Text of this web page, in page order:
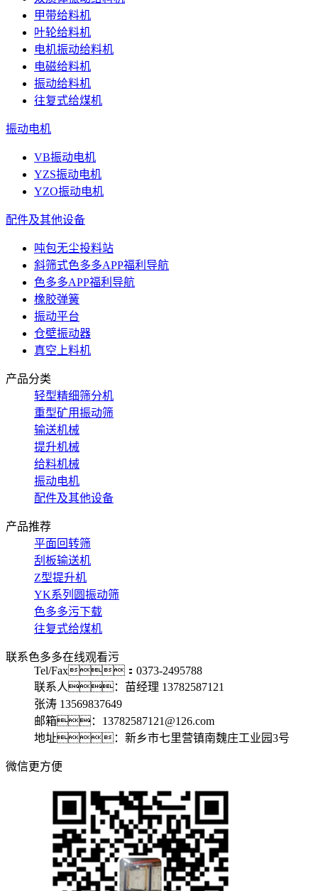
甲带给料机
叶轮给料机
电机振动给料机
电磁给料机
振动给料机
往复式给煤机
振动电机
VB振动电机
YZS振动电机
YZO振动电机
配件及其他设备
吨包无尘投料站
斜筛式色多多APP福利导航
色多多APP福利导航
橡胶弹簧
振动平台
仓壁振动器
真空上料机
产品分类
轻型精细筛分机
重型矿用振动筛
输送机械
提升机械
给料机械
振动电机
配件及其他设备
产品推荐
平面回转筛
刮板输送机
Z型提升机
YK系列圆振动筛
色多多污下载
往复式给煤机
联系色多多在线观看污
Tel/Fax：0373-2495788
联系人：苗经理 13782587121
张涛 13569837649
邮箱：13782587121@126.com
地址：新乡市七里营镇南魏庄工业园3号
微信更方便